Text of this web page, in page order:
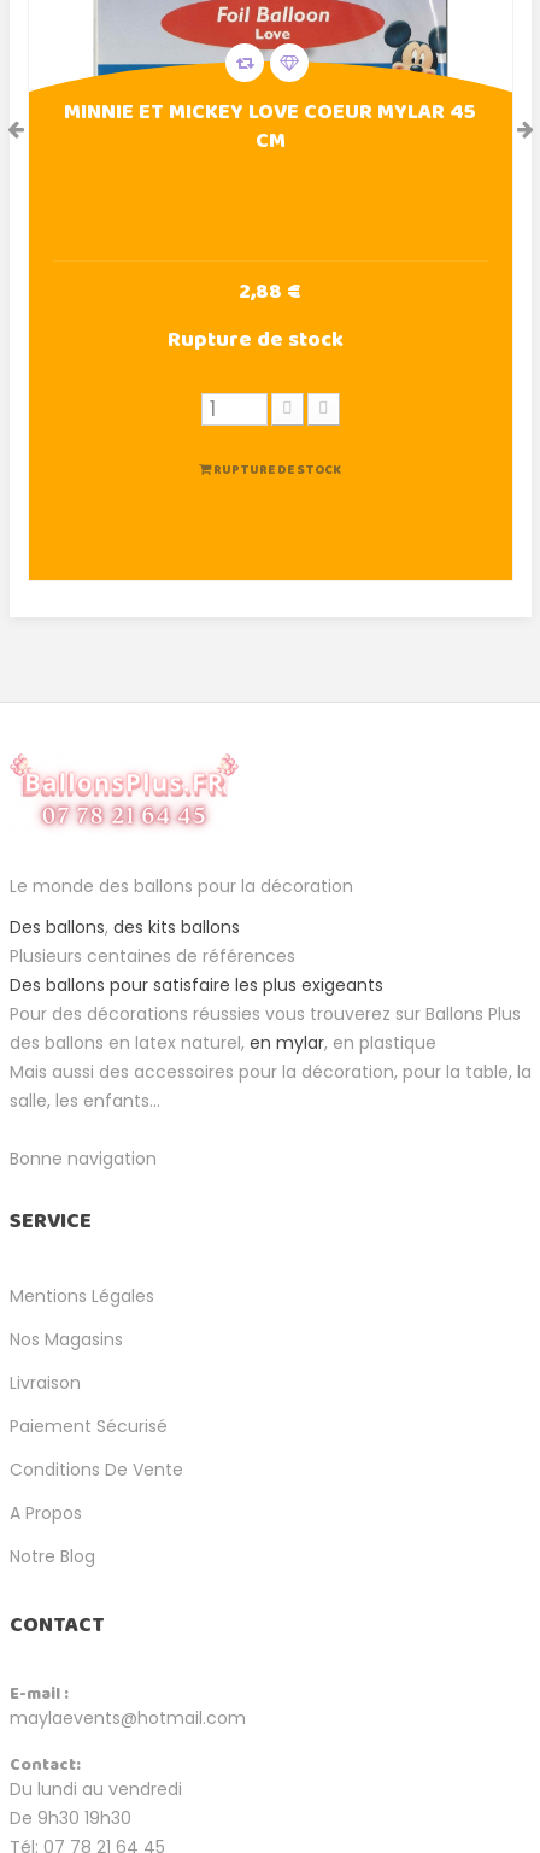
MINNIE ET MICKEY LOVE COEUR MYLAR 45
CM
2,88 €
Rupture de stock
RUPTURE DE STOCK
Le monde des ballons pour la décoration
Des ballons, des kits ballons
Plusieurs centaines de références
Des ballons pour satisfaire les plus exigeants
Pour des décorations réussies vous trouverez sur Ballons Plus
des ballons en latex naturel, en mylar, en plastique
Mais aussi des accessoires pour la décoration, pour la table, la
salle, les enfants...
Bonne navigation
SERVICE
Mentions Légales
Nos Magasins
Livraison
Paiement Sécurisé
Conditions De Vente
A Propos
Notre Blog
CONTACT
E-mail :
maylaevents@hotmail.com
Contact:
Du lundi au vendredi
De 9h30 19h30
Tél: 07 78 21 64 45